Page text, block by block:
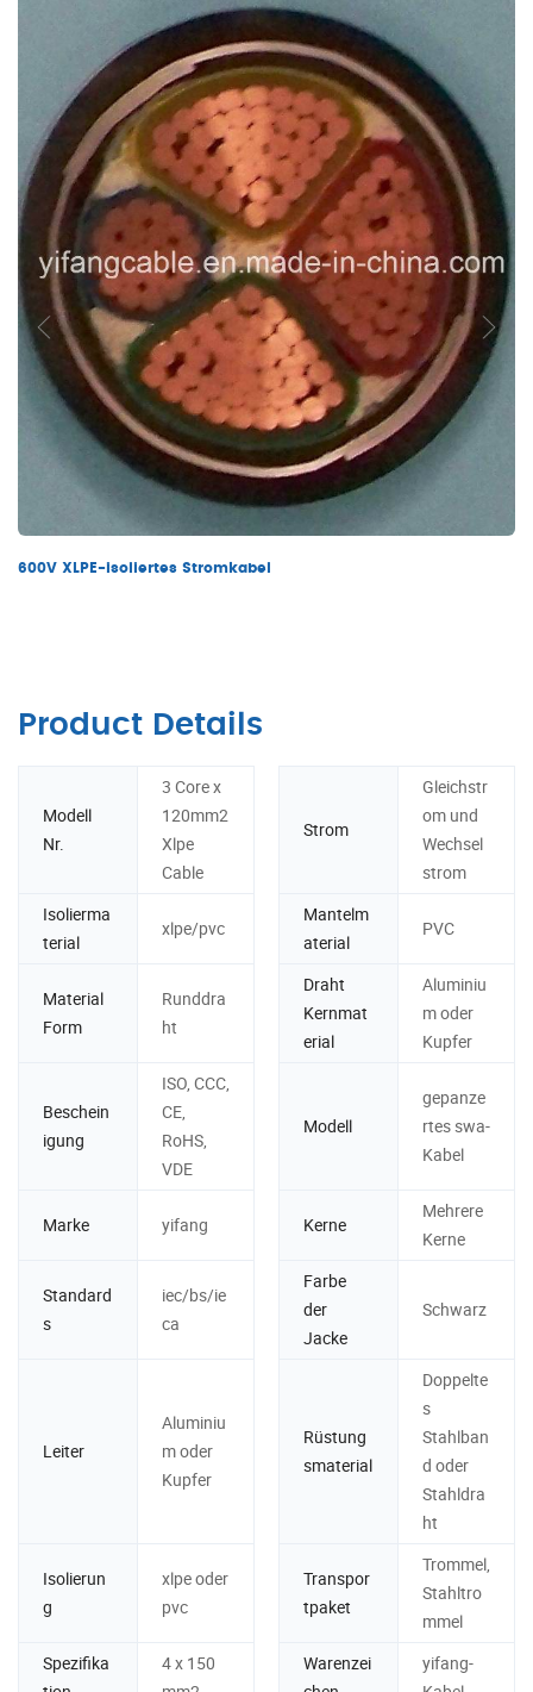
600V XLPE-isoliertes Stromkabel
Product Details
Modell
Nr.
3 Core x
120mm2
Xlpe
Cable
Strom
Gleichstr
om und
Wechsel
strom
Isolierma
terial
xlpe/pvc
Mantelm
aterial
PVC
Material
Form
Runddra
ht
Draht
Kernmat
erial
Aluminiu
m oder
Kupfer
Beschein
igung
ISO, CCC,
CE,
RoHS,
VDE
Modell
gepanze
rtes swa-
Kabel
Marke yifang Kerne
Mehrere
Kerne
Standard
s
iec/bs/ie
ca
Farbe
der
Jacke
Schwarz
Leiter
Aluminiu
m oder
Kupfer
Rüstung
smaterial
Doppelte
s
Stahlban
d oder
Stahldra
ht
Isolierun
g
xlpe oder
pvc
Transpor
tpaket
Trommel,
Stahltro
mmel
Spezifika
4 x 150
Warenzei
yifang-